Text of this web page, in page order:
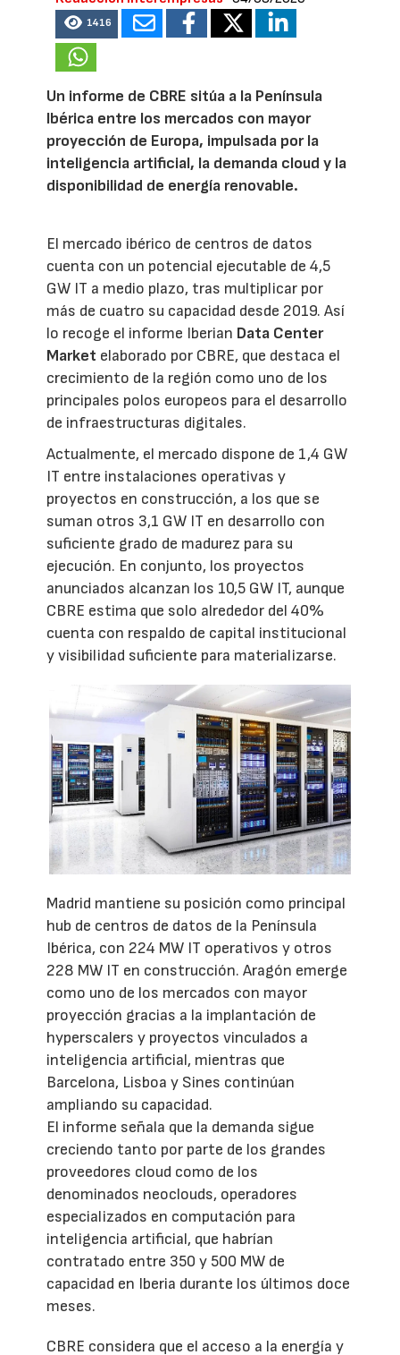
1416
Un informe de CBRE sitúa a la Península
Ibérica entre los mercados con mayor
proyección de Europa, impulsada por la
inteligencia artificial, la demanda cloud y la
disponibilidad de energía renovable.
El mercado ibérico de centros de datos
cuenta con un potencial ejecutable de 4,5
GW IT a medio plazo, tras multiplicar por
más de cuatro su capacidad desde 2019. Así
lo recoge el informe Iberian Data Center
Market elaborado por CBRE, que destaca el
crecimiento de la región como uno de los
principales polos europeos para el desarrollo
de infraestructuras digitales.
Actualmente, el mercado dispone de 1,4 GW
IT entre instalaciones operativas y
proyectos en construcción, a los que se
suman otros 3,1 GW IT en desarrollo con
suficiente grado de madurez para su
ejecución. En conjunto, los proyectos
anunciados alcanzan los 10,5 GW IT, aunque
CBRE estima que solo alrededor del 40%
cuenta con respaldo de capital institucional
y visibilidad suficiente para materializarse.
Madrid mantiene su posición como principal
hub de centros de datos de la Península
Ibérica, con 224 MW IT operativos y otros
228 MW IT en construcción. Aragón emerge
como uno de los mercados con mayor
proyección gracias a la implantación de
hyperscalers y proyectos vinculados a
inteligencia artificial, mientras que
Barcelona, Lisboa y Sines continúan
ampliando su capacidad.
El informe señala que la demanda sigue
creciendo tanto por parte de los grandes
proveedores cloud como de los
denominados neoclouds, operadores
especializados en computación para
inteligencia artificial, que habrían
contratado entre 350 y 500 MW de
capacidad en Iberia durante los últimos doce
meses.
CBRE considera que el acceso a la energía y